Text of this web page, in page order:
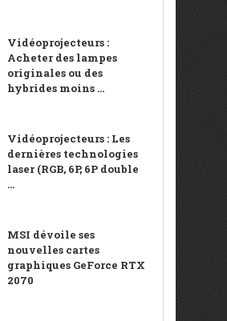
Vidéoprojecteurs :
Acheter des lampes
originales ou des
hybrides moins ...
Vidéoprojecteurs : Les
dernières technologies
laser (RGB, 6P, 6P double
...
MSI dévoile ses
nouvelles cartes
graphiques GeForce RTX
2070